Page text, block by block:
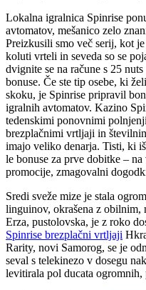
Lokalna igralnica Spinrise
avtomatov, mešanico zelo
Preizkusili smo več serij, kot
koluti vrteli in seveda so se
dvignite se na račune s 25
bonuse. Če ste tip osebe, ki
skoku, je Spinrise pripravil
igralnih avtomatov. Kazino
tedenskimi ponovnimi
brezplačnimi vrtljaji in
imajo veliko denarja. Tisti, ki
le bonuse za prve dobitke –
promocije, zmagovalni
Sredi sveže mize je stala
linguinov, okrašena z obilnim,
Erza, pustolovska, je z roko
Spinrise brezplačni vrtljaji
Rarity, novi Samorog, se je
seval s telekinezo v dosegu
levitirala pol ducata ogromnih,